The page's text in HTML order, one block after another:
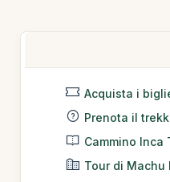
Acquista i
Prenota il
Cammino Inca
Tour di Machu